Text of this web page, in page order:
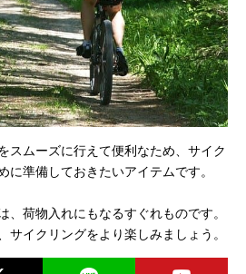
スムーズに行えて便利なため、サイク
に準備しておきたいアイテムです。
、荷物入れにもなるすぐれものです。
サイクリングをより楽しみましょう。